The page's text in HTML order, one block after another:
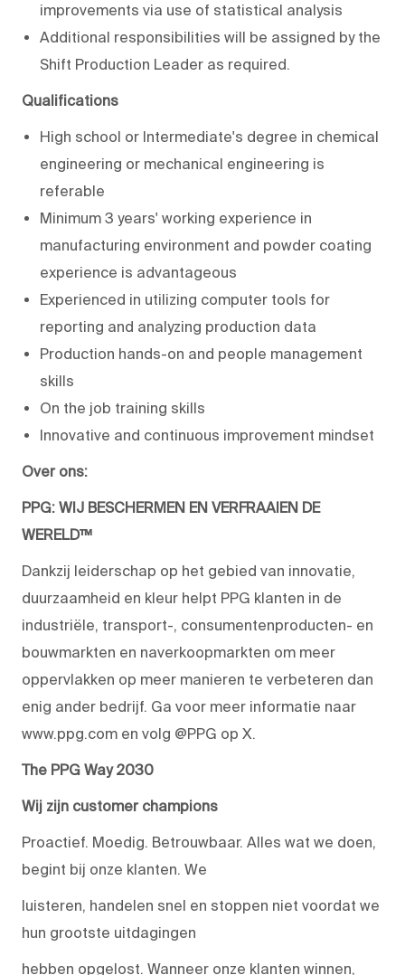
improvements via use of statistical analysis
Additional responsibilities will be assigned by the
Shift Production Leader as required.
Qualifications
High school or Intermediate's degree in chemical
engineering or mechanical engineering is
referable
Minimum 3 years' working experience in
manufacturing environment and powder coating
experience is advantageous
Experienced in utilizing computer tools for
reporting and analyzing production data
Production hands-on and people management
skills
On the job training skills
Innovative and continuous improvement mindset
Over ons:
PPG: WIJ BESCHERMEN EN VERFRAAIEN DE
WERELD™
Dankzij leiderschap op het gebied van innovatie,
duurzaamheid en kleur helpt PPG klanten in de
industriële, transport-, consumentenproducten- en
bouwmarkten en naverkoopmarkten om meer
oppervlakken op meer manieren te verbeteren dan
enig ander bedrijf. Ga voor meer informatie naar
www.ppg.com en volg @PPG op X.
The PPG Way 2030
Wij zijn customer champions
Proactief. Moedig. Betrouwbaar. Alles wat we doen,
begint bij onze klanten. We
luisteren, handelen snel en stoppen niet voordat we
hun grootste uitdagingen
hebben opgelost. Wanneer onze klanten winnen,